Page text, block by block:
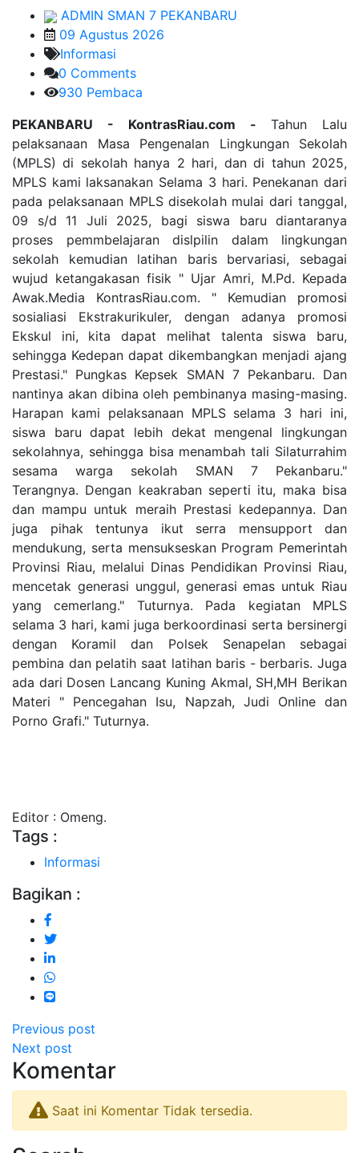
ADMIN SMAN 7 PEKANBARU
09 Agustus 2026
Informasi
0 Comments
930 Pembaca
PEKANBARU - KontrasRiau.com - Tahun Lalu
pelaksanaan Masa Pengenalan Lingkungan Sekolah
(MPLS) di sekolah hanya 2 hari, dan di tahun 2025,
MPLS kami laksanakan Selama 3 hari. Penekanan dari
pada pelaksanaan MPLS disekolah mulai dari tanggal,
09 s/d 11 Juli 2025, bagi siswa baru diantaranya
proses pemmbelajaran dislpilin dalam lingkungan
sekolah kemudian latihan baris bervariasi, sebagai
wujud ketangakasan fisik " Ujar Amri, M.Pd. Kepada
Awak.Media KontrasRiau.com. " Kemudian promosi
sosialiasi Ekstrakurikuler, dengan adanya promosi
Ekskul ini, kita dapat melihat talenta siswa baru,
sehingga Kedepan dapat dikembangkan menjadi ajang
Prestasi." Pungkas Kepsek SMAN 7 Pekanbaru. Dan
nantinya akan dibina oleh pembinanya masing-masing.
Harapan kami pelaksanaan MPLS selama 3 hari ini,
siswa baru dapat lebih dekat mengenal lingkungan
sekolahnya, sehingga bisa menambah tali Silaturrahim
sesama warga sekolah SMAN 7 Pekanbaru."
Terangnya. Dengan keakraban seperti itu, maka bisa
dan mampu untuk meraih Prestasi kedepannya. Dan
juga pihak tentunya ikut serra mensupport dan
mendukung, serta mensukseskan Program Pemerintah
Provinsi Riau, melalui Dinas Pendidikan Provinsi Riau,
mencetak generasi unggul, generasi emas untuk Riau
yang cemerlang." Tuturnya. Pada kegiatan MPLS
selama 3 hari, kami juga berkoordinasi serta bersinergi
dengan Koramil dan Polsek Senapelan sebagai
pembina dan pelatih saat latihan baris - berbaris. Juga
ada dari Dosen Lancang Kuning Akmal, SH,MH Berikan
Materi " Pencegahan Isu, Napzah, Judi Online dan
Porno Grafi." Tuturnya.
Editor : Omeng.
Tags :
Informasi
Bagikan :
Previous post
Next post
Komentar
Saat ini Komentar Tidak tersedia.